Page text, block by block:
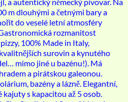
m dlouhými a četnými bary a
do veselé letní atmosféry
rozmanitost
100% Made in Italy,
surovin a kynutého
mimo jiné u bazénu!). Má
a pirátskou galeonou.
bazény a lázně. Elegantní,
s kapacitou až 5 osob.